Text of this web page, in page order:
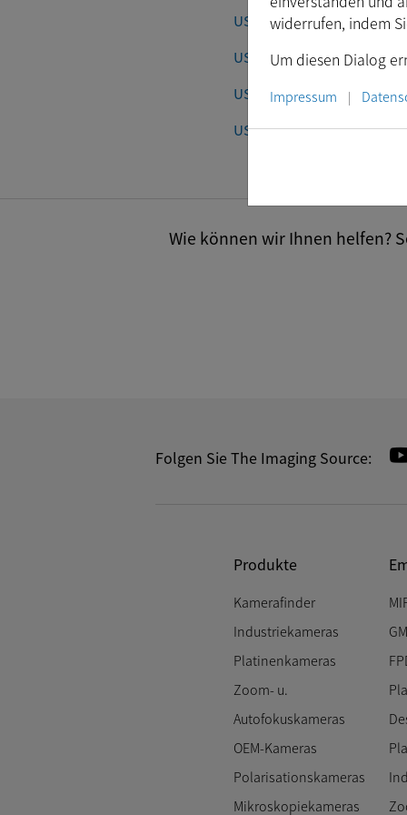
USB 3.1 Farb-
USB 3.1 Monochrom-
USB 3.1 Farb-
USB 3.1 Monochrom-
Wie können wir Ihnen helfen?
Folgen Sie The Imaging Source:
Produkte
Kamerafinder
Industriekameras
Platinenkameras
Zoom- u.
Autofokuskameras
OEM-Kameras
Polarisationskameras
Mikroskopiekameras
widerrufen, indem
Um diesen Dialog
Impressum |